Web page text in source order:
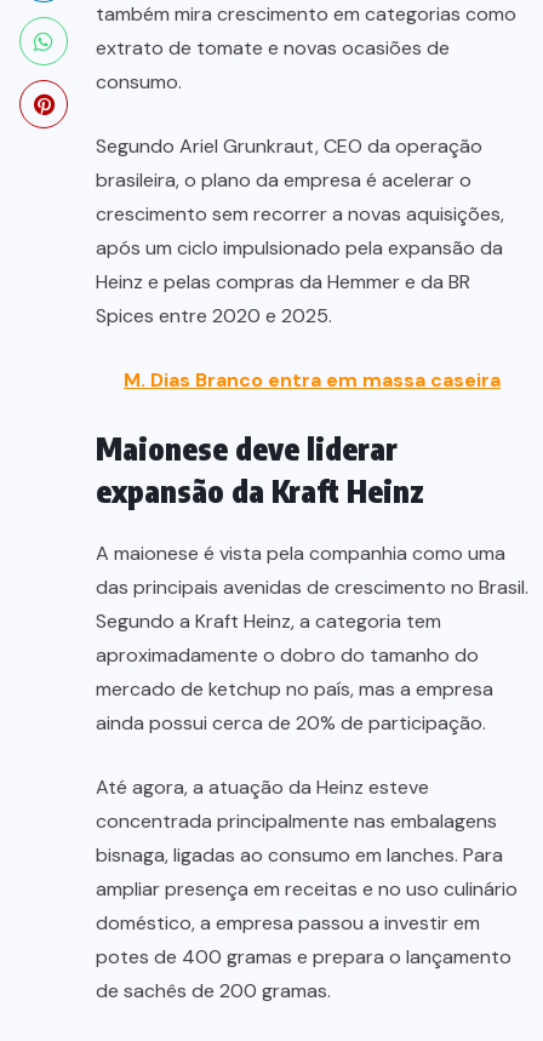
também mira crescimento em categorias como
extrato de tomate e novas ocasiões de
consumo.
Segundo Ariel Grunkraut, CEO da operação
brasileira, o plano da empresa é acelerar o
crescimento sem recorrer a novas aquisições,
após um ciclo impulsionado pela expansão da
Heinz e pelas compras da Hemmer e da BR
Spices entre 2020 e 2025.
M. Dias Branco entra em massa caseira
Maionese deve liderar
expansão da Kraft Heinz
A maionese é vista pela companhia como uma
das principais avenidas de crescimento no Brasil.
Segundo a Kraft Heinz, a categoria tem
aproximadamente o dobro do tamanho do
mercado de ketchup no país, mas a empresa
ainda possui cerca de 20% de participação.
Até agora, a atuação da Heinz esteve
concentrada principalmente nas embalagens
bisnaga, ligadas ao consumo em lanches. Para
ampliar presença em receitas e no uso culinário
doméstico, a empresa passou a investir em
potes de 400 gramas e prepara o lançamento
de sachês de 200 gramas.